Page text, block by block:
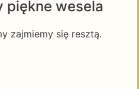
piękne wesela
zajmiemy się resztą.